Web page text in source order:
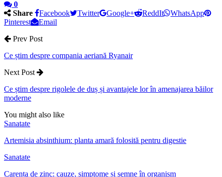
0
Share
Facebook Twitter Google+ ReddIt
WhatsApp
Pinterest
Email
Prev Post
Ce știm despre compania aeriană Ryanair
Next Post
Ce știm despre rigolele de duș și avantajele lor în amenajarea băilor
moderne
You might also like
Sanatate
Artemisia absinthium: planta amară folosită pentru digestie
Sanatate
Carența de zinc: cauze, simptome și semne în organism